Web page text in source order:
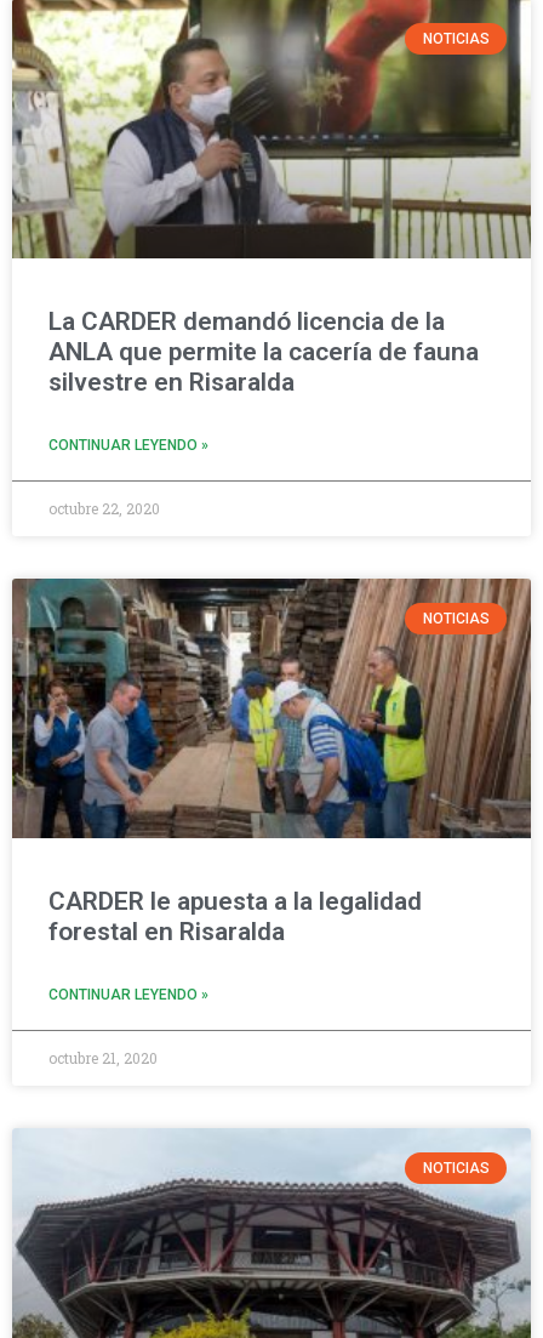
NOTICIAS
La CARDER demandó licencia de la
ANLA que permite la cacería de fauna
silvestre en Risaralda
CONTINUAR LEYENDO »
octubre 22, 2020
NOTICIAS
CARDER le apuesta a la legalidad
forestal en Risaralda
CONTINUAR LEYENDO »
octubre 21, 2020
NOTICIAS